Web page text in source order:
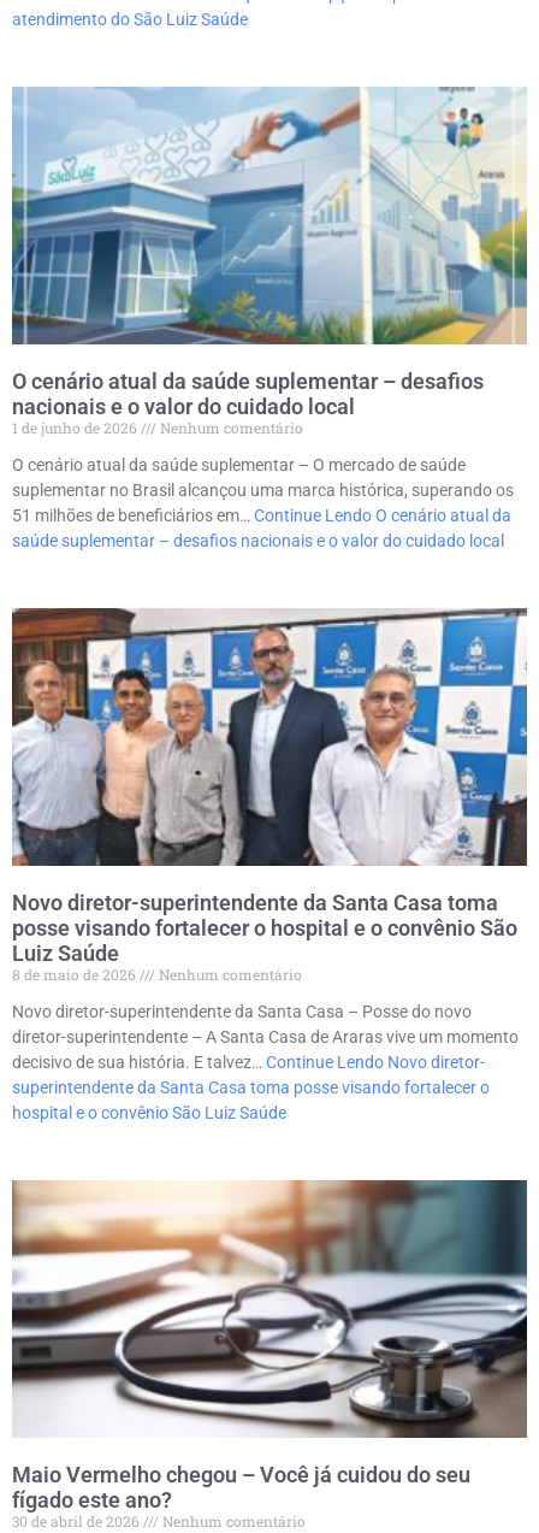
atendimento do São Luiz Saúde
O cenário atual da saúde suplementar – desafios
nacionais e o valor do cuidado local
1 de junho de 2026
Nenhum comentário
O cenário atual da saúde suplementar – O mercado de saúde
suplementar no Brasil alcançou uma marca histórica, superando os
51 milhões de beneficiários em… Continue LendoO cenário atual da
saúde suplementar – desafios nacionais e o valor do cuidado local
Novo diretor-superintendente da Santa Casa toma
posse visando fortalecer o hospital e o convênio São
Luiz Saúde
8 de maio de 2026
Nenhum comentário
Novo diretor-superintendente da Santa Casa – Posse do novo
diretor-superintendente – A Santa Casa de Araras vive um momento
decisivo de sua história. E talvez… Continue Lendo Novo diretor-
superintendente da Santa Casa toma posse visando fortalecer o
hospital e o convênio São Luiz Saúde
Maio Vermelho chegou – Você já cuidou do seu
fígado este ano?
30 de abril de 2026
Nenhum comentário